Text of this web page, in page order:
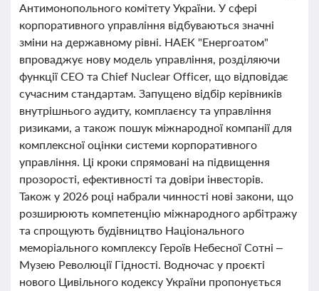
Антимонопольного комітету України. У сфері
корпоративного управління відбуваються значні
зміни на державному рівні. НАЕК "Енергоатом"
впроваджує нову модель управління, розділяючи
функції CEO та Chief Nuclear Officer, що відповідає
сучасним стандартам. Запущено відбір керівників
внутрішнього аудиту, комплаєнсу та управління
ризиками, а також пошук міжнародної компанії для
комплексної оцінки системи корпоративного
управління. Ці кроки спрямовані на підвищення
прозорості, ефективності та довіри інвесторів.
Також у 2026 році набрали чинності нові закони, що
розширюють компетенцію міжнародного арбітражу
та спрощують будівництво Національного
меморіального комплексу Героїв Небесної Сотні –
Музею Революції Гідності. Водночас у проєкті
нового Цивільного кодексу України пропонується